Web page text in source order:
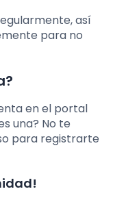
así
para no
en el portal
una? No te
para registrarte